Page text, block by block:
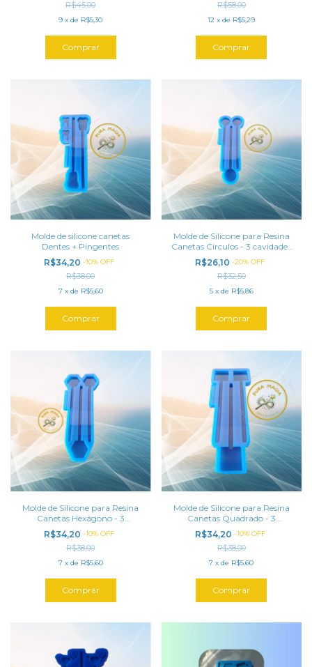
R$45,00
9 xde R$5,30
R$58,00
12 xde R$5,29
Molde de silicone canetas
Dentes + Pingentes
R$34,20-10%OFF
R$38,00
7 x de R$5,60
Molde de Silicone para Resina
Canetas Círculos - 3 cavidades
(16 cm)
R$26,10-20%OFF
R$32,50
5 x de R$5,86
Molde de Silicone para Resina
Canetas Hexágono - 3
cavidades (16 cm)
R$34,20-10%OFF
R$38,00
7 x de R$5,60
Molde de Silicone para Resina
Canetas Quadrado - 3
cavidades (16 cm)
R$34,20 -10% OFF
R$38,00
7 xde R$5,60